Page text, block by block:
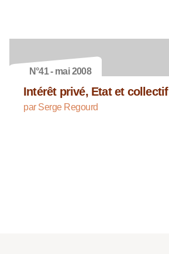
N°41 - mai 2008
Intérêt privé, Etat et collectif
par Serge Regourd